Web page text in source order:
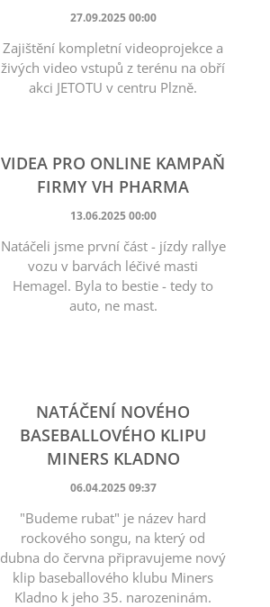
27.09.2025 00:00
Zajištění kompletní videoprojekce a
živých video vstupů z terénu na obří
akci JETOTU v centru Plzně.
VIDEA PRO ONLINE KAMPAŇ
FIRMY VH PHARMA
13.06.2025 00:00
Natáčeli jsme první část - jízdy rallye
vozu v barvách léčivé masti
Hemagel. Byla to bestie - tedy to
auto, ne mast.
NATÁČENÍ NOVÉHO
BASEBALLOVÉHO KLIPU
MINERS KLADNO
06.04.2025 09:37
"Budeme rubat" je název hard
rockového songu, na který od
dubna do června připravujeme nový
klip baseballového klubu Miners
Kladno k jeho 35. narozeninám.